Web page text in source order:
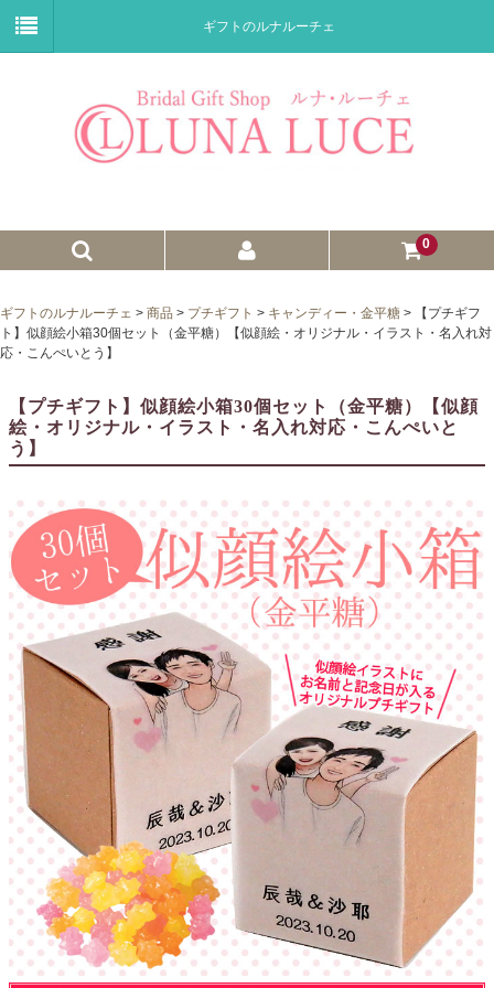
ギフトのルナルーチェ
0
プチギフト
子育て卒業証書
クロックギフト
ペーパーアイテム
DIY用品
引菓子
引出物ギフト
カタログギフト
ブライダルバッグ
演出用品
内祝い 出産祝い
季節イベント特集
会社概要
ギフトのルナルーチェ > 商品 > プチギフト > キャンディー・金平糖 >
【プチギフ
ト】似顔絵小箱30個セット（金平糖）【似顔絵・オリジナル・イラスト・名入れ対
応・こんぺいとう】
【プチギフト】似顔絵小箱30個セット（金平糖）【似顔
絵・オリジナル・イラスト・名入れ対応・こんぺいと
う】